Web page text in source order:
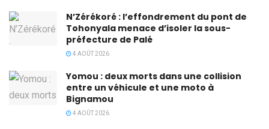
N’Zérékoré : l’effondrement du pont de
Tohonyala menace d’isoler la sous-
préfecture de Palé
4 AOÛT 2026
Yomou : deux morts dans une collision
entre un véhicule et une moto à
Bignamou
4 AOÛT 2026